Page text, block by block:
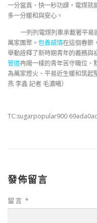
一分當真、快一秒功課，電煤就
多一分暖和與安心。
一列列電煤列車承載著平易
萬家團聚。 包養感情在這個春節
舉動詮釋了新時期青年的義務與
管道冉陽一樣的青年苦守職位、
為萬家燈火、平易近生暖和筑起
燕 李鑫 記者 毛濃曦）
TC:sugarpopular900
發佈留言
留言 *